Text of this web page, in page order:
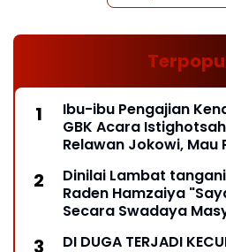
Ibu-ibu Pengajian
GBK Acara
Relawan Jokowi, Mau
Dinilai Lambat
Raden Hamzaiya
Secara Swadaya
DI DUGA TERJADI KECURANGAN PILKADES